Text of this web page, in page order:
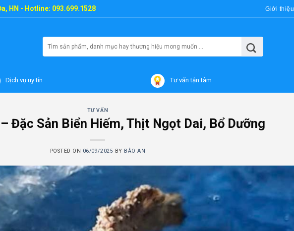
HN - Hotline: 093.699.1528 Giới thiệu
kiếm:
Dịch vụ uy tín Tư vấn tận tâm
TƯ VẤN
Đặc Sản Biển Hiếm, Thịt Ngọt Dai, Bổ Dưỡng
POSTED ON 06/09/2025 BY BẢO AN